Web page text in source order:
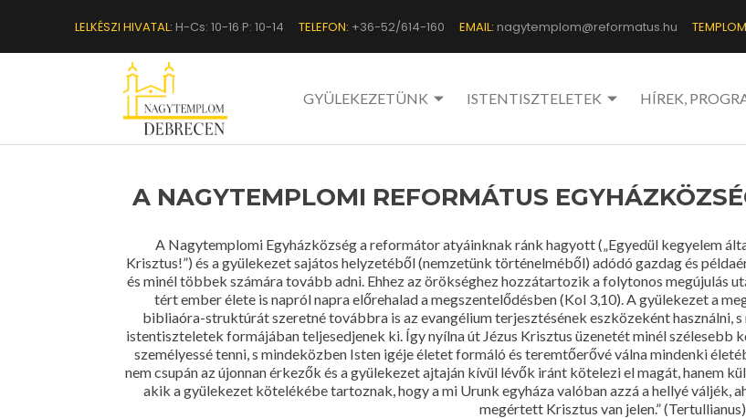
LELKÉSZI HIVATAL: H-Cs: 10-16 P: 10-14 TELEFON: +36-52/614-160 EMAIL: nagytemplom@reformatus.hu
GYÜLEKEZETÜNK ISTENTISZTELETEK HÍREK,
A NAGYTEMPLOMI REFORMÁTUS
A Nagytemplomi Egyházközség a reformátor atyáinknak ránk hagyott („Egyedül kegyelem
Krisztus!”) és a gyülekezet sajátos helyzetéből (nemzetünk történelméből) adódó gazdag és
és minél többek számára tovább adni. Ehhez az örökséghez hozzátartozik a folytonos megújulás
tért ember élete is napról napra előrehalad a megszentelődésben (Kol 3,10). A gyülekezet a
bibliaóra-struktúrát szeretné továbbra is az evangélium terjesztésének eszközeként használni,
istentiszteletek formájában teljesedjenek ki. Így nyílna út Jézus Krisztus üzenetét minél szélesebb
személyessé tenni, s mindeközben Isten igéje életet formáló és teremtőerővé válna mindenki
nem csupán az újonnan érkezők és a gyülekezet ajtaján kívül lévők iránt kötelezi el magát, hanem
akik a gyülekezet kötelékébe tartoznak, hogy a mi Urunk egyháza valóban azzá a hellyé
megértett Krisztus van jelen.”